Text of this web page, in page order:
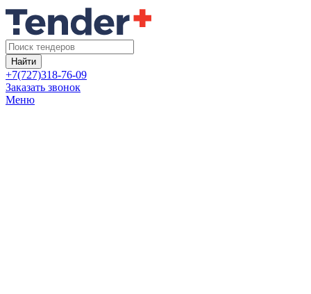
Найти
+7(727)318-76-09
Заказать звонок
Меню